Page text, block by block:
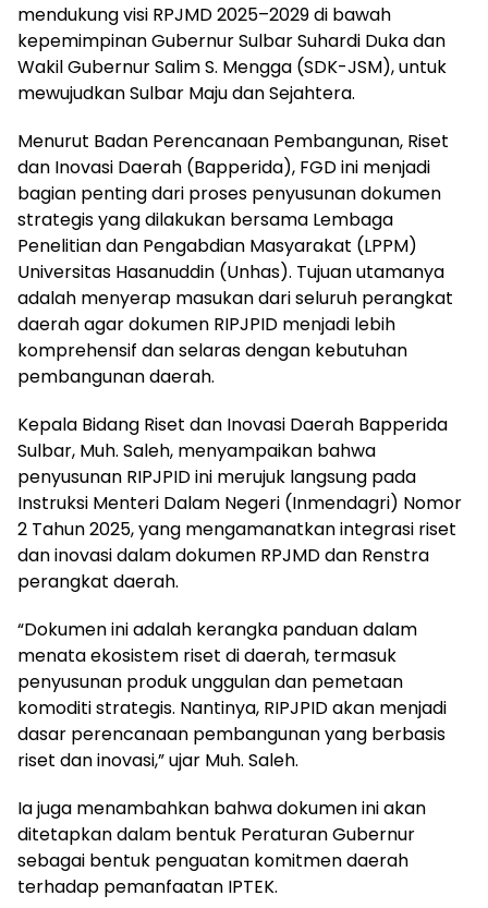
mendukung visi RPJMD 2025–2029 di bawah
kepemimpinan Gubernur Sulbar Suhardi Duka dan
Wakil Gubernur Salim S. Mengga (SDK-JSM), untuk
mewujudkan Sulbar Maju dan Sejahtera.
Menurut Badan Perencanaan Pembangunan, Riset
dan Inovasi Daerah (Bapperida), FGD ini menjadi
bagian penting dari proses penyusunan dokumen
strategis yang dilakukan bersama Lembaga
Penelitian dan Pengabdian Masyarakat (LPPM)
Universitas Hasanuddin (Unhas). Tujuan utamanya
adalah menyerap masukan dari seluruh perangkat
daerah agar dokumen RIPJPID menjadi lebih
komprehensif dan selaras dengan kebutuhan
pembangunan daerah.
Kepala Bidang Riset dan Inovasi Daerah Bapperida
Sulbar, Muh. Saleh, menyampaikan bahwa
penyusunan RIPJPID ini merujuk langsung pada
Instruksi Menteri Dalam Negeri (Inmendagri) Nomor
2 Tahun 2025, yang mengamanatkan integrasi riset
dan inovasi dalam dokumen RPJMD dan Renstra
perangkat daerah.
“Dokumen ini adalah kerangka panduan dalam
menata ekosistem riset di daerah, termasuk
penyusunan produk unggulan dan pemetaan
komoditi strategis. Nantinya, RIPJPID akan menjadi
dasar perencanaan pembangunan yang berbasis
riset dan inovasi,” ujar Muh. Saleh.
Ia juga menambahkan bahwa dokumen ini akan
ditetapkan dalam bentuk Peraturan Gubernur
sebagai bentuk penguatan komitmen daerah
terhadap pemanfaatan IPTEK.